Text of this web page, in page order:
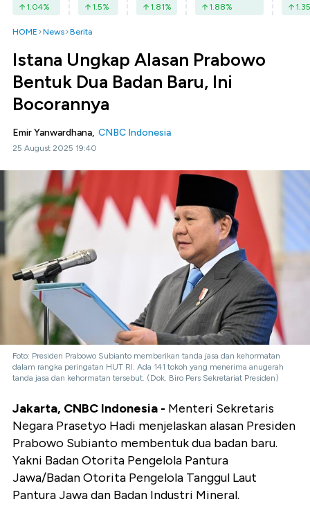
1.04% 1.5% 1.81% 1.88% 1.35
HOME News Berita
Istana Ungkap Alasan Prabowo
Bentuk Dua Badan Baru, Ini
Bocorannya
Emir Yanwardhana, CNBC Indonesia
25 August 2025 19:40
Foto: Presiden Prabowo Subianto memberikan tanda jasa dan kehormatan
dalam rangka peringatan HUT RI. Ada 141 tokoh yang menerima anugerah
tanda jasa dan kehormatan tersebut. (Dok. Biro Pers Sekretariat Presiden)
Jakarta, CNBC Indonesia - Menteri Sekretaris
Negara Prasetyo Hadi menjelaskan alasan Presiden
Prabowo Subianto membentuk dua badan baru.
Yakni Badan Otorita Pengelola Pantura
Jawa/Badan Otorita Pengelola Tanggul Laut
Pantura Jawa dan Badan Industri Mineral.